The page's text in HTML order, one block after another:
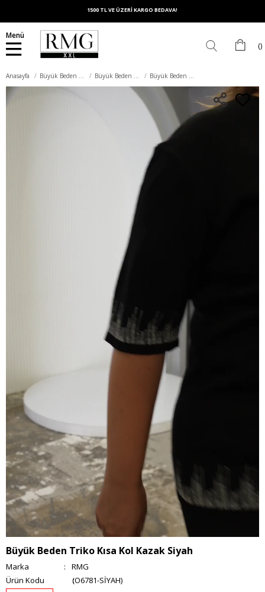
1500 TL VE ÜZERİ KARGO BEDAVA!
Menü
Anasayfa Büyük Beden Üst Giyim Büyük Beden Triko Büyük Beden Triko Kısa Kol Kazak Siyah
Büyük Beden Triko Kısa Kol Kazak Siyah
Marka :
RMG
(O6781-SİYAH)